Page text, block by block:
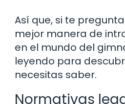
Así que, si te
mejor manera de
en el mundo del
leyendo para
necesitas saber.
Normativas